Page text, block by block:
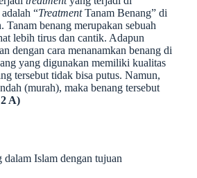
“TreatmentTanam Benang” di
benang merupakan sebuah
lebih tirus dan cantik. Adapun
dengan cara menanamkan benang di
yang digunakan memiliki kualitas
tersebut tidak bisa putus. Namun,
(murah), maka benang tersebut
A)
Islam dengan tujuan